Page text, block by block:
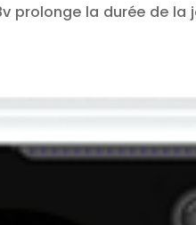
prolonge la durée de la